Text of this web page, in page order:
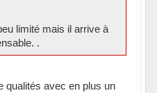
limité mais il arrive à
.
qualités avec en plus un